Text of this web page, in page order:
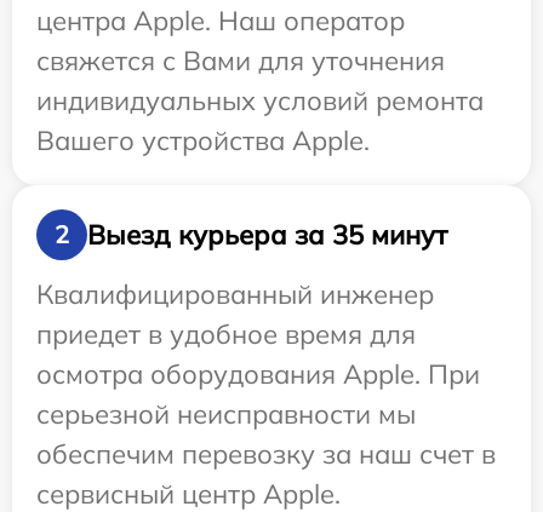
центра Apple. Наш оператор
свяжется с Вами для уточнения
индивидуальных условий ремонта
Вашего устройства Apple.
2
Выезд курьера за 35 минут
Квалифицированный инженер
приедет в удобное время для
осмотра оборудования Apple. При
серьезной неисправности мы
обеспечим перевозку за наш счет в
сервисный центр Apple.